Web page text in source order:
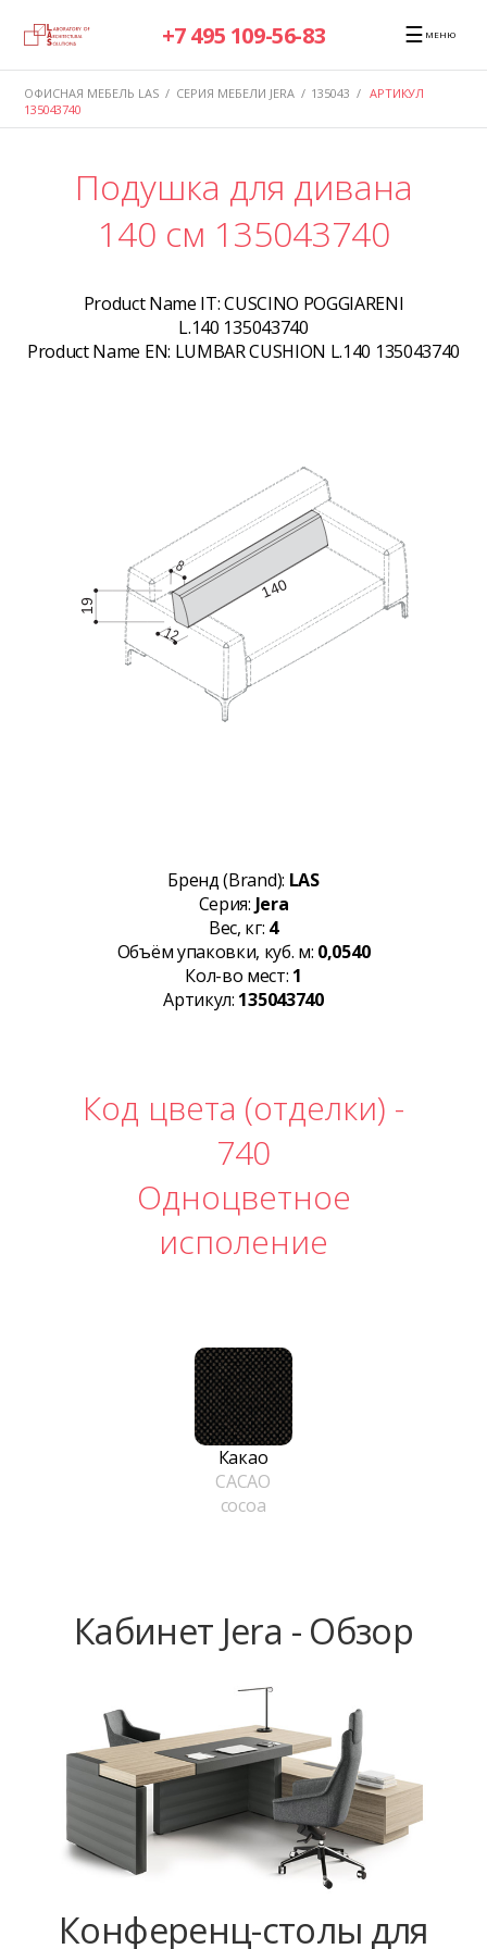
+7 495 109-56-83 ☰ МЕНЮ
ОФИСНАЯ МЕБЕЛЬ LAS / СЕРИЯ МЕБЕЛИ JERA / 135043 / АРТИКУЛ
135043740
Подушка для дивана
140 см 135043740
Product Name IT:CUSCINO POGGIARENI
L.140 135043740
Product Name EN: LUMBAR CUSHION L.140 135043740
Бренд (Brand): LAS
Серия: Jera
Вес, кг: 4
Объём упаковки, куб. м: 0,0540
Кол-во мест: 1
Артикул: 135043740
Код цвета (отделки) -
740
Одноцветное
исполение
Какао
CACAO
cocoa
Кабинет Jera - Обзор
Конференц-столы для